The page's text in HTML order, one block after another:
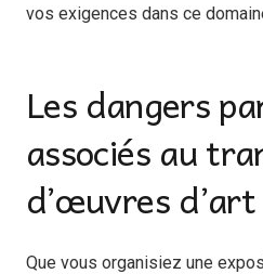
vos exigences dans ce
Les dangers
associés au
d’œuvres d’art
Que vous organisiez une